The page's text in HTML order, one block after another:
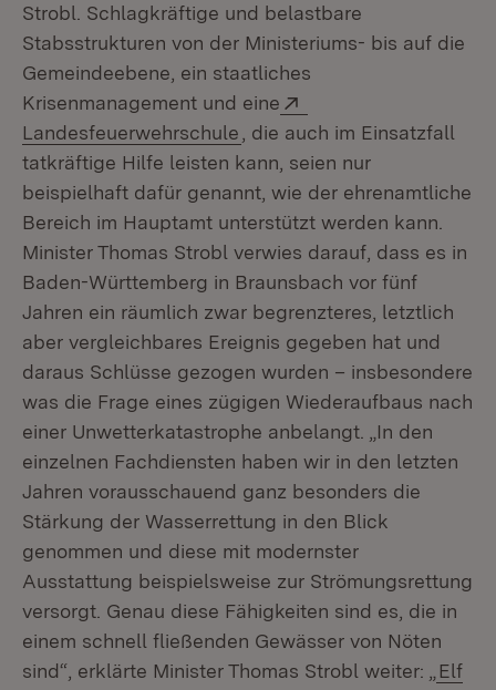
Strobl. Schlagkräftige und belastbare
Stabsstrukturen von der Ministeriums- bis auf die
Gemeindeebene, ein staatliches
Krisenmanagement und eine
Landesfeuerwehrschule (Öffnet in neuem Fenster)
, die auch im Einsatzfall
tatkräftige Hilfe leisten kann, seien nur
beispielhaft dafür genannt, wie der ehrenamtliche
Bereich im Hauptamt unterstützt werden kann.
Minister Thomas Strobl verwies darauf, dass es in
Baden-Württemberg in Braunsbach vor fünf
Jahren ein räumlich zwar begrenzteres, letztlich
aber vergleichbares Ereignis gegeben hat und
daraus Schlüsse gezogen wurden – insbesondere
was die Frage eines zügigen Wiederaufbaus nach
einer Unwetterkatastrophe anbelangt. „In den
einzelnen Fachdiensten haben wir in den letzten
Jahren vorausschauend ganz besonders die
Stärkung der Wasserrettung in den Blick
genommen und diese mit modernster
Ausstattung beispielsweise zur Strömungsrettung
versorgt. Genau diese Fähigkeiten sind es, die in
einem schnell fließenden Gewässer von Nöten
sind“, erklärte Minister Thomas Strobl weiter: „
Elf